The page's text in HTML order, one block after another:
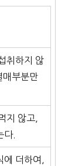
취하지 않
매부분만
지 않고,
다.
에 더하여,